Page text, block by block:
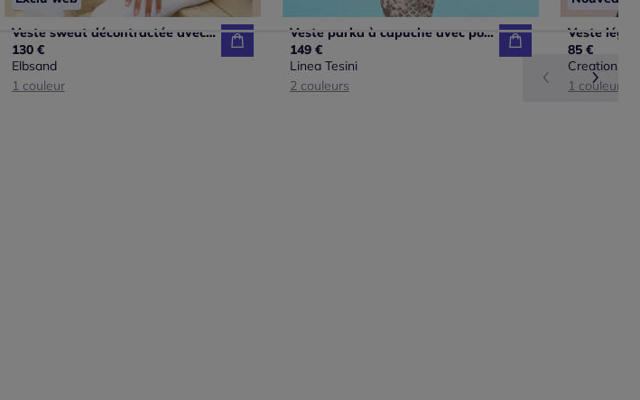
Veste sweat décontractée avec grande capuche et poches
130 €
Elbsand
1 couleur
Veste parka à capuche avec poches et manches longues
149 €
Linea Tesini
2 couleurs
85 €
Creation L
1 couleur